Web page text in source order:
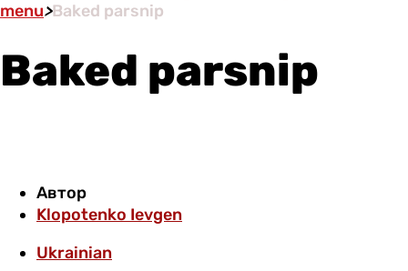
menu>Baked parsnip
Baked parsnip
Автор
Klopotenko Ievgen
Ukrainian